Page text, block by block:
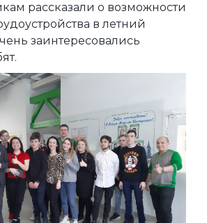
рассказали о возможности
в летний
заинтересовались